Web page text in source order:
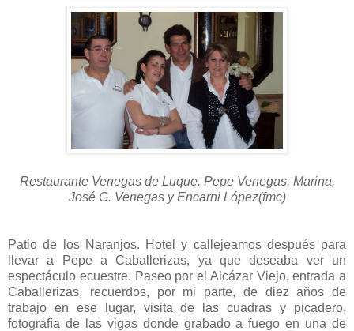
Restaurante Venegas de Luque. Pepe Venegas, Marina,
José G. Venegas y Encarni López(fmc)
Patio de los Naranjos. Hotel y callejeamos después para
llevar a Pepe a Caballerizas, ya que deseaba ver un
espectáculo ecuestre. Paseo por el Alcázar Viejo, entrada a
Caballerizas, recuerdos, por mi parte, de diez años de
trabajo en ese lugar, visita de las cuadras y picadero,
fotografía de las vigas donde grabado a fuego en una de